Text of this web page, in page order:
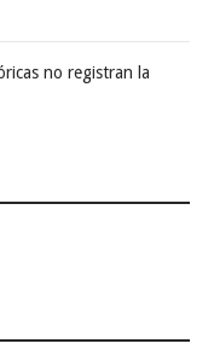
no registran la